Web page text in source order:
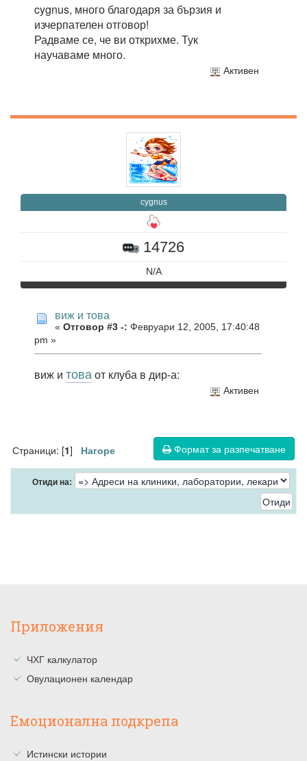
cygnus, много благодаря за бързия и
изчерпателен отговор!
Радваме се, че ви открихме. Тук
научаваме много.
Активен
cygnus
14726
N/A
виж и това
« Отговор #3 -: Февруари 12, 2005, 17:40:48
pm »
виж и това от клуба в дир-а:
Активен
Формат за разпечатване
Страници: [1] Нагоре
Отиди на:
Приложения
ЧХГ калкулатор
Овулационен календар
Емоционална подкрепа
Истински истории